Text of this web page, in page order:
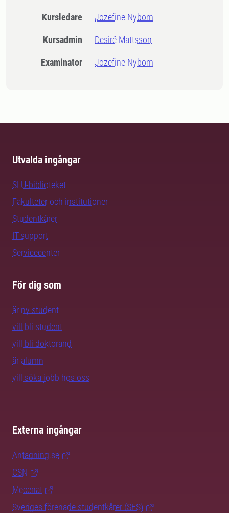
Kursledare Jozefine Nybom
Kursadmin Desiré Mattsson
Examinator Jozefine Nybom
Utvalda ingångar
SLU-biblioteket
Fakulteter och institutioner
Studentkårer
IT-support
Servicecenter
För dig som
är ny student
vill bli student
vill bli doktorand
är alumn
vill söka jobb hos oss
Externa ingångar
Antagning.se
CSN
Mecenat
Sveriges förenade studentkårer (SFS)